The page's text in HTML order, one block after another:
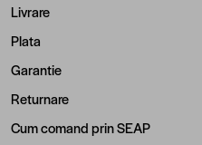
Livrare
Plata
Garantie
Returnare
Cum comand prin SEAP